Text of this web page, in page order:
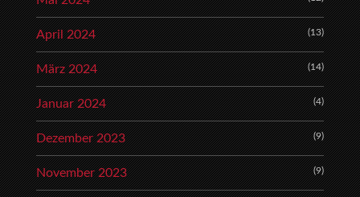
April 2024 (13)
März 2024 (14)
Januar 2024 (4)
Dezember 2023 (9)
November 2023 (9)